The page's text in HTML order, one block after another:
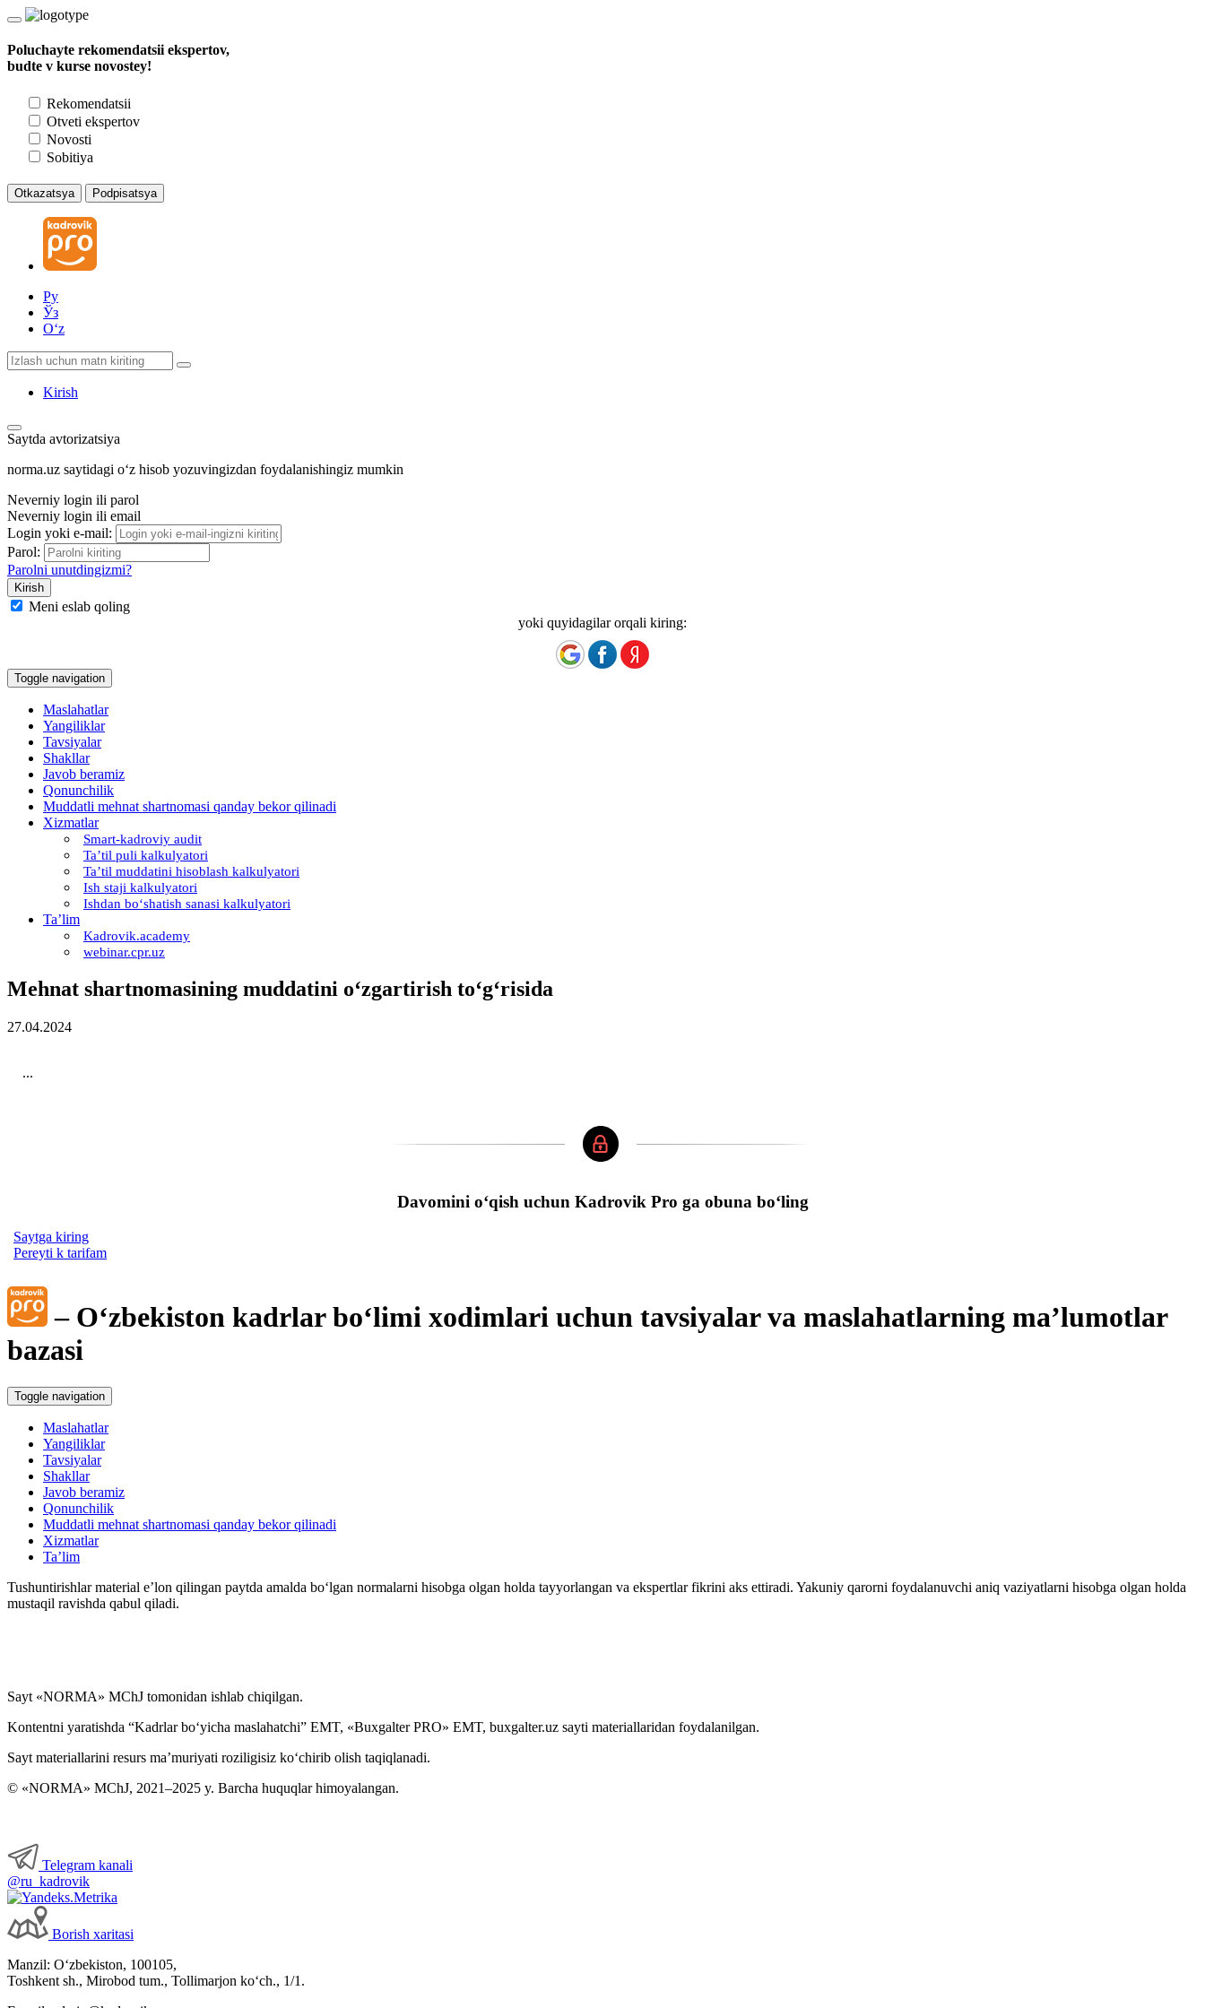
Poluchayte rekomendatsii ekspertov,
budte v kurse novostey!
Rekomendatsii
Otveti ekspertov
Novosti
Sobitiya
Otkazatsya Podpisatsya
Ру
Ўз
Oʻz
Kirish
Saytda avtorizatsiya
norma.uz saytidagi oʻz hisob yozuvingizdan foydalanishingiz mumkin
Neverniy login ili parol
Neverniy login ili email
Login yoki e-mail:
Parol:
Parolni unutdingizmi?
Meni eslab qoling
yoki quyidagilar orqali kiring:
Toggle navigation
Maslahatlar
Yangiliklar
Tavsiyalar
Shakllar
Javob beramiz
Qonunchilik
Muddatli mehnat shartnomasi qanday bekor qilinadi
Xizmatlar
Smart-kadroviy audit
Ta’til puli kalkulyatori
Ta’til muddatini hisoblash kalkulyatori
Ish staji kalkulyatori
Ishdan boʻshatish sanasi kalkulyatori
Ta’lim
Kadrovik.academy
webinar.cpr.uz
Mehnat shartnomasining muddatini oʻzgartirish toʻgʻrisida
27.04.2024
...
Davomini oʻqish uchun Kadrovik Pro ga obuna boʻling
Saytga kiring
Pereyti k tarifam
– Oʻzbekiston kadrlar boʻlimi хodimlari uchun tavsiyalar va maslahatlarning ma’lumotlar
bazasi
Toggle navigation
Maslahatlar
Yangiliklar
Tavsiyalar
Shakllar
Javob beramiz
Qonunchilik
Muddatli mehnat shartnomasi qanday bekor qilinadi
Xizmatlar
Ta’lim
Tushuntirishlar material e’lon qilingan paytda amalda boʻlgan normalarni hisobga olgan holda tayyorlangan va ekspertlar fikrini aks ettiradi. Yakuniy qarorni foydalanuvchi aniq vaziyatlarni hisobga olgan holda
mustaqil ravishda qabul qiladi.
Sayt «NORMA» MChJ tomonidan ishlab chiqilgan.
Kontentni yaratishda “Kadrlar boʻyicha maslahatchi” EMT, «Buxgalter PRO» EMT, buxgalter.uz sayti materiallaridan foydalanilgan.
Sayt materiallarini resurs ma’muriyati roziligisiz koʻchirib olish taqiqlanadi.
© «NORMA» MChJ, 2021–2025 y. Barcha huquqlar himoyalangan.
Telegram kanali
@ru_kadrovik
Borish хaritasi
Manzil: Oʻzbekiston, 100105,
Toshkent sh., Mirobod tum., Tollimarjon koʻch., 1/1.